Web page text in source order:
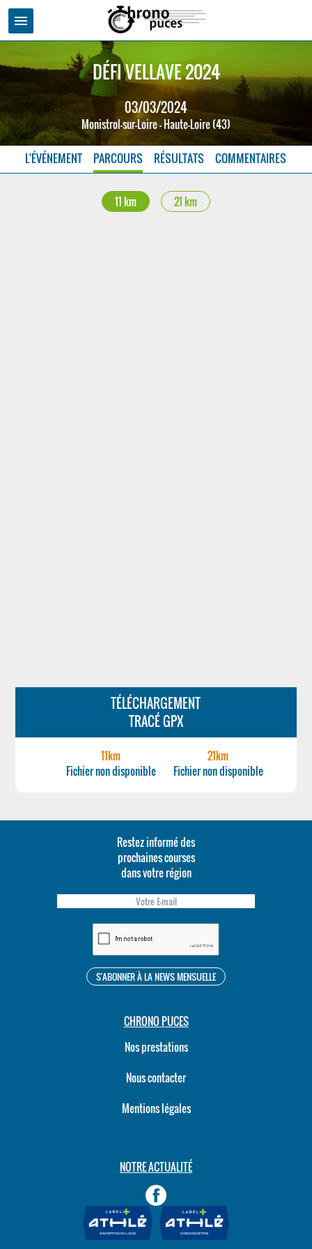
menu
DÉFI VELLAVE 2024
03/03/2024
Monistrol-sur-Loire - Haute-Loire (43)
L'ÉVÉNEMENT PARCOURS RÉSULTATS COMMENTAIRES
11 km 21 km
TÉLÉCHARGEMENT
TRACÉ GPX
11km
Fichier non disponible
21km
Fichier non disponible
Restez informé des
prochaines courses
dans votre région
CHRONO PUCES
Nos prestations
Nous contacter
Mentions légales
NOTRE ACTUALITÉ